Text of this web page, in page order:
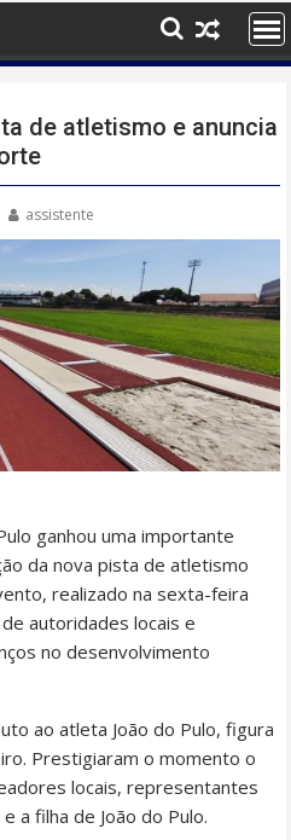
de atletismo e anuncia
assistente
ganhou uma importante
da nova pista de atletismo
realizado na sexta-feira
autoridades locais e
no desenvolvimento
ao atleta João do Pulo, figura
Prestigiaram o momento o
locais, representantes
a filha de João do Pulo.